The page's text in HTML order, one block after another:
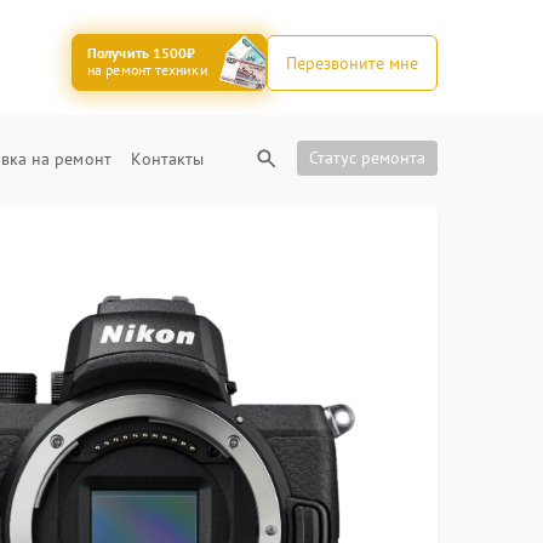
Получить 1500₽
на ремонт техники
Перезвоните мне
на ремонт Контакты Статус ремонта